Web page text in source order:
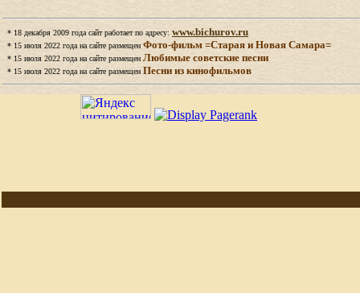
* 18 декабря 2009 года сайт работает по адресу: www.bichurov.ru
* 15 июля 2022 года на сайте размещен Фото-фильм =Старая и Новая Самара=
* 15 июля 2022 года на сайте размещен Любимые советские песни
* 15 июля 2022 года на сайте размещен Песни из кинофильмов